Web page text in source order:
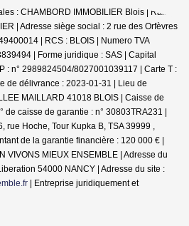
: CHAMBORD IMMOBILIER Blois | Raison
| Adresse siège social : 2 rue des Orfèvres
| RCS : BLOIS | Numero TVA
| Forme juridique : SAS | Capital
: n° 2989824504/8027001039117 | Carte T :
de délivrance : 2023-01-31 | Lieu de
MAILLARD 41018 BLOIS | Caisse de
de caisse de garantie : n° 30803TRA231 |
rue Hoche, Tour Kupka B, TSA 39999 ,
de la garantie financière : 120 000 € |
VIVONS MIEUX ENSEMBLE | Adresse du
54000 NANCY | Adresse du site :
| Entreprise juridiquement et